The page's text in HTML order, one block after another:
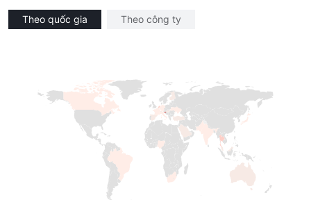
Theo quốc gia Theo công ty